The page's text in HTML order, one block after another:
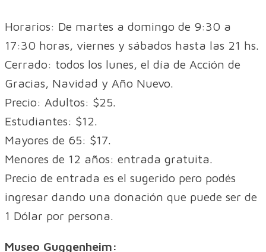
Horarios: De martes a domingo de 9:30 a
17:30 horas, viernes y sábados hasta las 21 hs.
Cerrado: todos los lunes, el día de Acción de
Gracias, Navidad y Año Nuevo.
Precio: Adultos: $25.
Estudiantes: $12.
Mayores de 65: $17.
Menores de 12 años: entrada gratuita.
Precio de entrada es el sugerido pero podés
ingresar dando una donación que puede ser de
1 Dólar por persona.
Museo Guggenheim: